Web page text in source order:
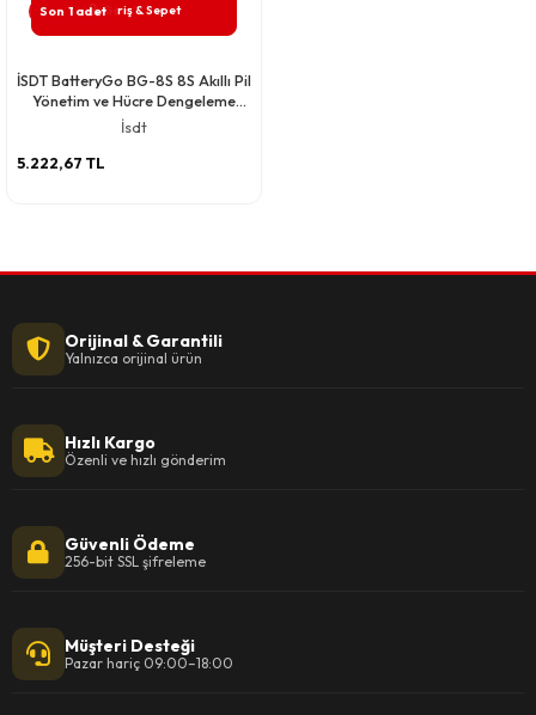
Son 1 adetGiriş & Sepet
İSDT BatteryGo BG-8S 8S Akıllı Pil
Yönetim ve Hücre Dengeleme
Cihazı
İsdt
5.222,67 TL
Orijinal & Garantili
Yalnızca orijinal ürün
Hızlı Kargo
Özenli ve hızlı gönderim
Güvenli Ödeme
256-bit SSL şifreleme
Müşteri Desteği
Pazar hariç 09:00–18:00